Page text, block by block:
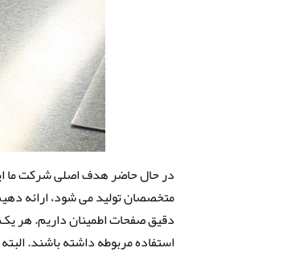
متخصصان تولید می شود، ارائه
دقیق صفحات اطمینان داریم. هر یک